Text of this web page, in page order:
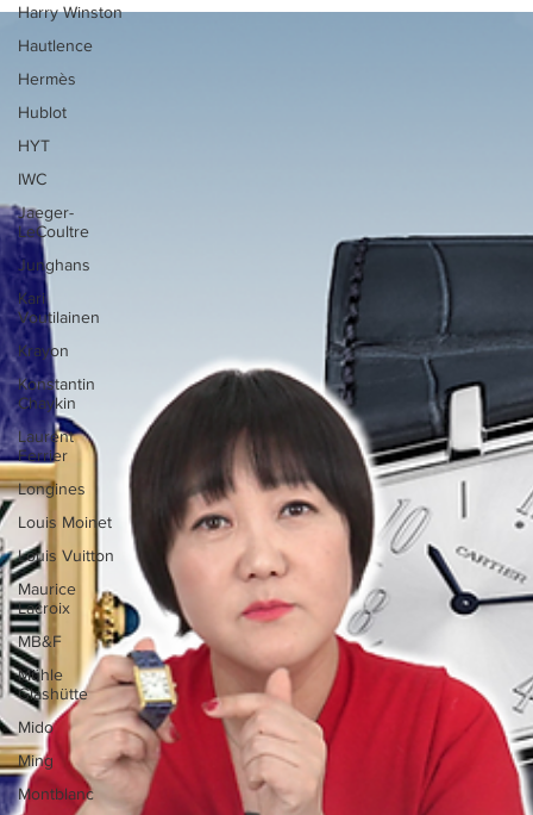
Harry Winston
Hautlence
Hermès
Hublot
HYT
IWC
Jaeger-
LeCoultre
Junghans
Kari
Voutilainen
Krayon
Konstantin
Chaykin
Laurent
Ferrier
Longines
Louis Moinet
Louis Vuitton
Maurice
Lacroix
MB&F
Mühle
Glashütte
Mido
Ming
Montblanc
까르띠에가 메종의 영원한 아이콘인 팬더를 주제로 한 몰입형 전시 <
투 더 와일드>를 6월 19일부터 28일까지 열흘간 서울 성수동 앤더슨